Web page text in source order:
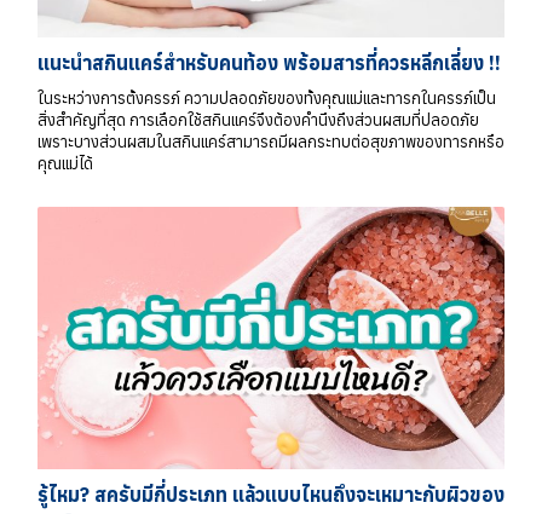
แนะนำสกินแคร์สำหรับคนท้อง พร้อมสารที่ควรหลีกเลี่ยง !!
ในระหว่างการตั้งครรภ์ ความปลอดภัยของทั้งคุณแม่และทารกในครรภ์เป็น
สิ่งสำคัญที่สุด การเลือกใช้สกินแคร์จึงต้องคำนึงถึงส่วนผสมที่ปลอดภัย
เพราะบางส่วนผสมในสกินแคร์สามารถมีผลกระทบต่อสุขภาพของทารกหรือ
คุณแม่ได้
รู้ไหม? สครับมีกี่ประเภท แล้วแบบไหนถึงจะเหมาะกับผิวของ